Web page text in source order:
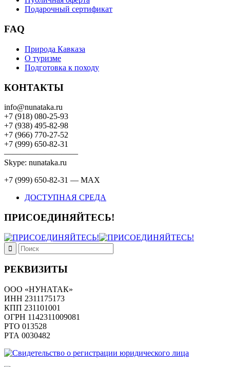
Подарочный сертификат
FAQ
Природа Кавказа
О туризме
Подготовка к походу
КОНТАКТЫ
info@nunataka.ru
+7 (918) 080-25-93
+7 (938) 495-82-98
+7 (966) 770-27-52
+7 (999) 650-82-31
—————————
Skype: nunataka.ru
+7 (999) 650-82-31 — MAX
ДОСТУПНАЯ СРЕДА
ПРИСОЕДИНЯЙТЕСЬ!
РЕКВИЗИТЫ
ООО «НУНАТАК»
ИНН 2311175173
КПП 231101001
ОГРН 1142311009081
PTO 013528
РТА 0030482